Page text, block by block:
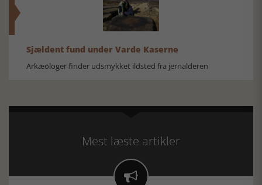
Sjældent fund under Varde Kaserne
Arkæologer finder udsmykket ildsted fra jernalderen
Mest læste artikler
